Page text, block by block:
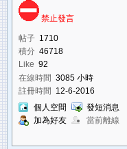
禁止發言
帖子 1710
積分 46718
Like 92
在線時間 3085 小時
註冊時間 12-6-2016
個人空間
發短消息
加為好友
當前離線